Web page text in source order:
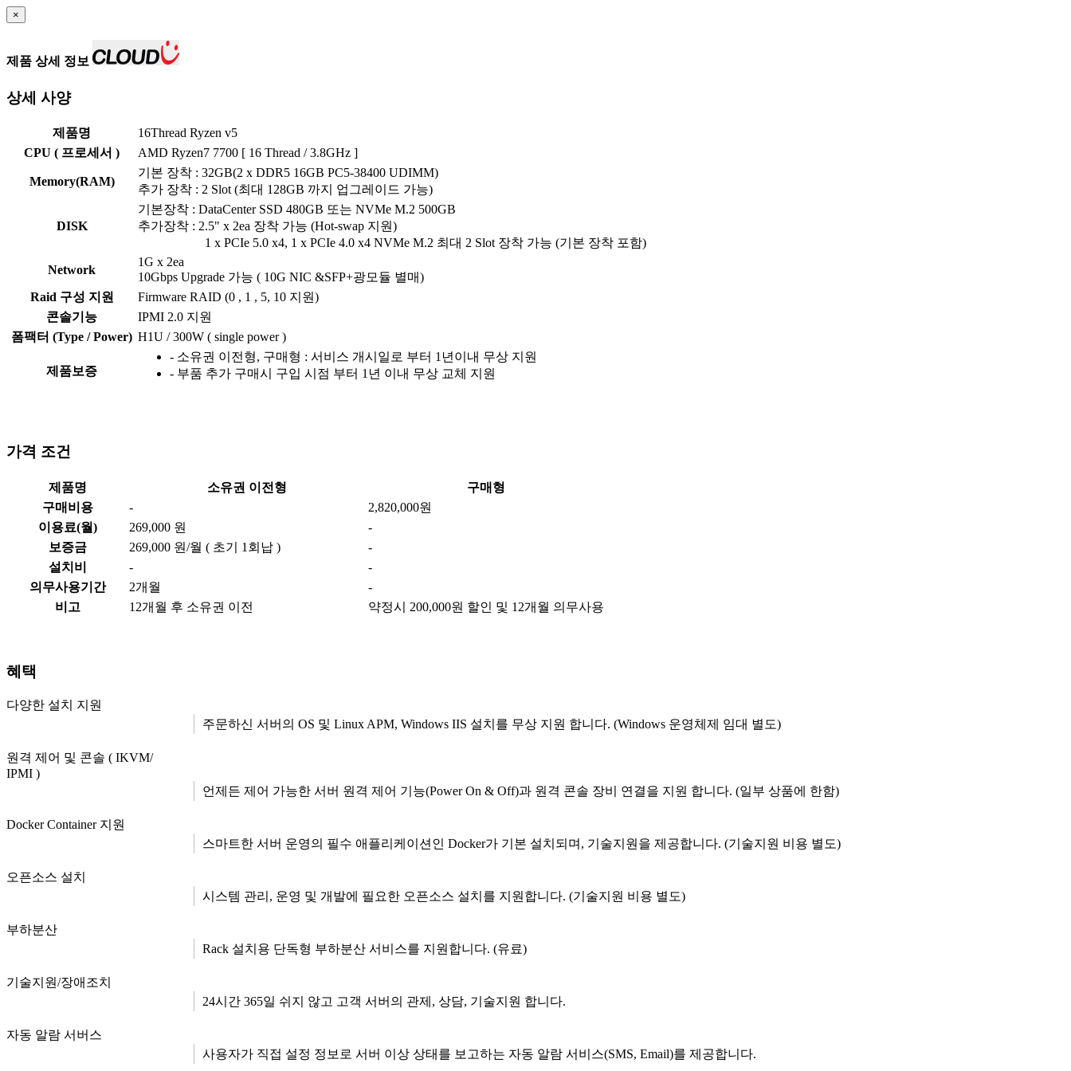
×
제품 상세 정보
상세 사양
제품명
16Thread Ryzen v5
CPU ( 프로세서 )
AMD Ryzen7 7700 [ 16 Thread / 3.8GHz ]
Memory(RAM)
기본 장착 : 32GB(2 x DDR5 16GB PC5-38400 UDIMM)
추가 장착 : 2 Slot (최대 128GB 까지 업그레이드 가능)
DISK
기본장착 : DataCenter SSD 480GB 또는 NVMe M.2 500GB
추가장착 : 2.5" x 2ea 장착 가능 (Hot-swap 지원)
1 x PCIe 5.0 x4, 1 x PCIe 4.0 x4 NVMe M.2 최대 2 Slot 장착 가능 (기본 장착 포함)
Network
1G x 2ea
10Gbps Upgrade 가능 ( 10G NIC &SFP+광모듈 별매)
Raid 구성 지원
Firmware RAID (0 , 1 , 5, 10 지원)
콘솔기능
IPMI 2.0 지원
폼팩터 (Type / Power) H1U / 300W ( single power )
제품보증
- 소유권 이전형, 구매형 : 서비스 개시일로 부터 1년이내 무상 지원
- 부품 추가 구매시 구입 시점 부터 1년 이내 무상 교체 지원
가격 조건
제품명 소유권 이전형
구매형
구매비용
-
2,820,000원
이용료(월)
269,000 원
-
보증금
269,000 원/월 ( 초기 1회납 )
-
설치비
-
-
의무사용기간
2개월
-
비고
12개월 후 소유권 이전 약정시 200,000원 할인 및 12개월 의무사용
혜택
다양한 설치 지원
주문하신 서버의 OS 및 Linux APM, Windows IIS 설치를 무상 지원 합니다. (Windows 운영체제 임대 별도)
원격 제어 및 콘솔 ( IKVM/
IPMI )
언제든 제어 가능한 서버 원격 제어 기능(Power On & Off)과 원격 콘솔 장비 연결을 지원 합니다. (일부 상품에 한함)
Docker Container 지원
스마트한 서버 운영의 필수 애플리케이션인 Docker가 기본 설치되며, 기술지원을 제공합니다. (기술지원 비용 별도)
오픈소스 설치
시스템 관리, 운영 및 개발에 필요한 오픈소스 설치를 지원합니다. (기술지원 비용 별도)
부하분산
Rack 설치용 단독형 부하분산 서비스를 지원합니다. (유료)
기술지원/장애조치
24시간 365일 쉬지 않고 고객 서버의 관제, 상담, 기술지원 합니다.
자동 알람 서버스
사용자가 직접 설정 정보로 서버 이상 상태를 보고하는 자동 알람 서비스(SMS, Email)를 제공합니다.